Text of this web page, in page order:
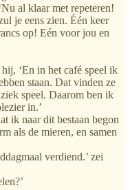
al klaar met repeteren!
je eens zien. Één keer
op! Eén voor jou en
‘En in het café speel ik
staan. Dat vinden ze
speel. Daarom ben ik
in.’
ik naar dit bestaan begon
als de mieren, en samen
verdiend.’ zei